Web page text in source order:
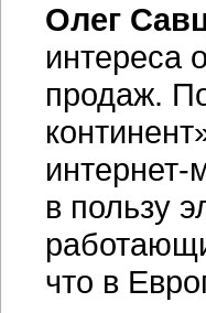
Олег
интереса
продаж.
интернет-
в пользу
что в